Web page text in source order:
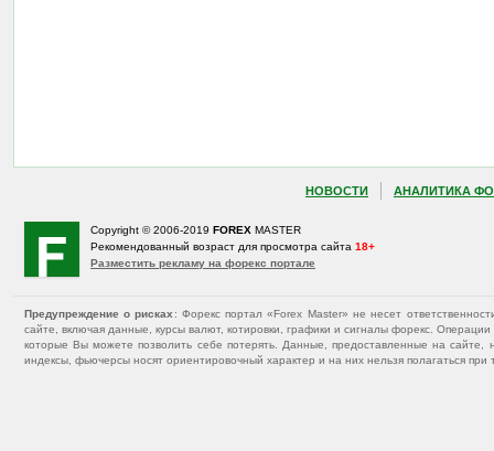
НОВОСТИ АНАЛИТИКА
Copyright © 2006-2019 FOREX MASTER
Рекомендованный возраст для просмотра сайта 18+
Разместить рекламу на форекс портале
Предупреждение о рисках : Форекс портал «Forex Master» не несет
сайте, включая данные, курсы валют, котировки, графики и сигналы форекс.
которые Вы можете позволить себе потерять. Данные, предоставленные на
индексы, фьючерсы носят ориентировочный характер и на них нельзя полагаться при